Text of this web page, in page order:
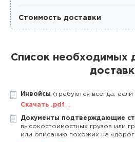
Стоимость доставки
Список необходимых
Инвойсы (требуются всегда,
Скачать .pdf
Документы подтверждающие
высокостоимостных грузов или
или описанию похожих на